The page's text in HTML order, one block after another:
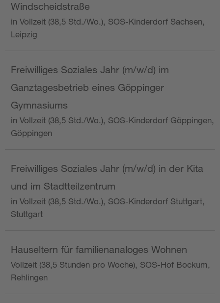
Windscheidstraße
in Vollzeit (38,5 Std./Wo.), SOS-Kinderdorf Sachsen,
Leipzig
Freiwilliges Soziales Jahr (m/w/d) im
Ganztagesbetrieb eines Göppinger
Gymnasiums
in Vollzeit (38,5 Std./Wo.), SOS-Kinderdorf Göppingen,
Göppingen
Freiwilliges Soziales Jahr (m/w/d) in der Kita
und im Stadtteilzentrum
in Vollzeit (38,5 Std./Wo.), SOS-Kinderdorf Stuttgart,
Stuttgart
Hauseltern für familienanaloges Wohnen
Vollzeit (38,5 Stunden pro Woche), SOS-Hof Bockum,
Rehlingen